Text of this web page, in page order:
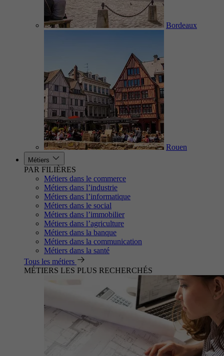
Bordeaux
Rouen
Métiers
PAR FILIÈRES
Métiers dans le commerce
Métiers dans l’industrie
Métiers dans l’informatique
Métiers dans le social
Métiers dans l’immobilier
Métiers dans l’agriculture
Métiers dans la banque
Métiers dans la communication
Métiers dans la santé
Tous les métiers
MÉTIERS LES PLUS RECHERCHÉS